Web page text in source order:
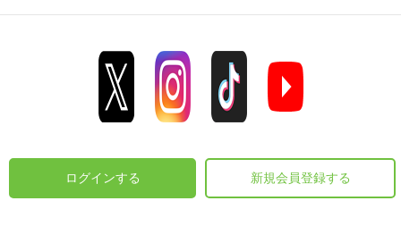
ログインする 新規会員登録する